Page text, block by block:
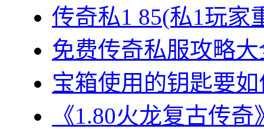
传奇私1 85(私1玩家
免费传奇私服攻略
宝箱使用的钥匙要
《1.80火龙复古传